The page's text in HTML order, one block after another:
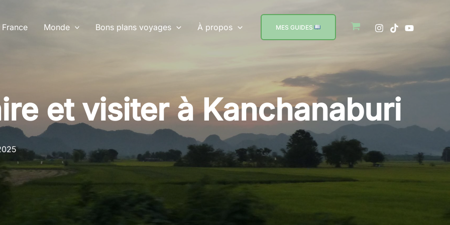
France Monde Bons plans voyages À propos MES GUIDES
et visiter à Kanchanaburi